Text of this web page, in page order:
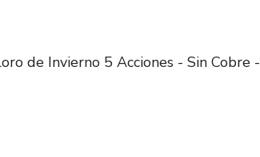
de Invierno 5 Acciones - Sin Cobre -